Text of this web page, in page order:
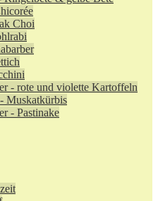
Choi
- rote und violette Kartoffeln
Muskatkürbis
- Pastinake